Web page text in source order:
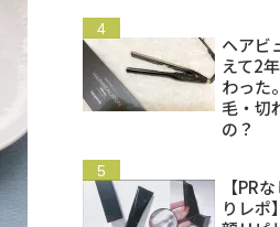
ヘアビ
えて2
わった
毛・切
の？
【PR
りレポ